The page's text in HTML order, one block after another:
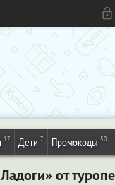
17 Дети 7 Промокоды 50
от